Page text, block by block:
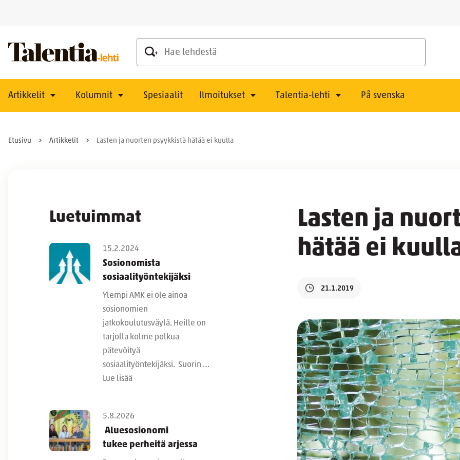
Hae lehdestä
Artikkelit Kolumnit Spesiaalit Ilmoitukset Talentia-lehti På svenska
Etusivu Artikkelit Lasten ja nuorten psyykkistä hätää ei kuulla
Luetuimmat
15.2.2024
Sosionomista
sosiaalityöntekijäksi
Ylempi AMK ei ole ainoa
sosionomien
jatkokoulutusväylä. Heille on
tarjolla kolme polkua
pätevöityä
sosiaalityöntekijäksi. Suorin …
Lue lisää
5.8.2026
Aluesosionomi
tukee perheitä arjessa
Lasten ja
hätää ei
21.1.2019